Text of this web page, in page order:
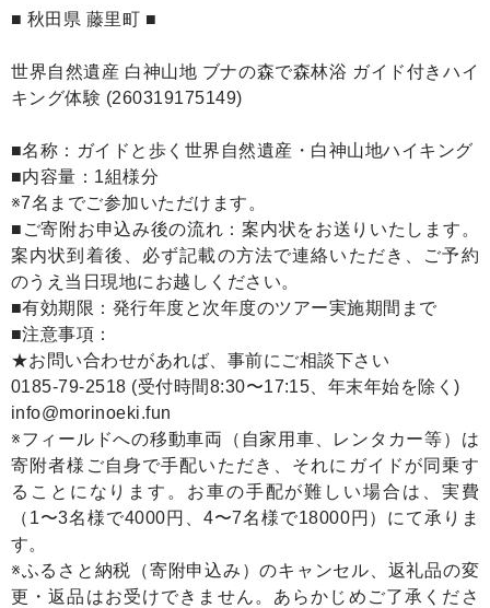
■ 秋田県 藤里町 ■
世界自然遺産 白神山地 ブナの森で森林浴 ガイド付きハイ
キング体験 (260319175149)
■名称：ガイドと歩く世界自然遺産・白神山地ハイキング
■内容量：1組様分
※7名までご参加いただけます。
■ご寄附お申込み後の流れ：案内状をお送りいたします。
案内状到着後、必ず記載の方法で連絡いただき、ご予約
のうえ当日現地にお越しください。
■有効期限：発行年度と次年度のツアー実施期間まで
■注意事項：
★お問い合わせがあれば、事前にご相談下さい
0185-79-2518 (受付時間8:30〜17:15、年末年始を除く)
info@morinoeki.fun
※フィールドへの移動車両（自家用車、レンタカー等）は
寄附者様ご自身で手配いただき、それにガイドが同乗す
ることになります。お車の手配が難しい場合は、実費
（1〜3名様で4000円、4〜7名様で18000円）にて承りま
す。
※ふるさと納税（寄附申込み）のキャンセル、返礼品の変
更・返品はお受けできません。あらかじめご了承くださ